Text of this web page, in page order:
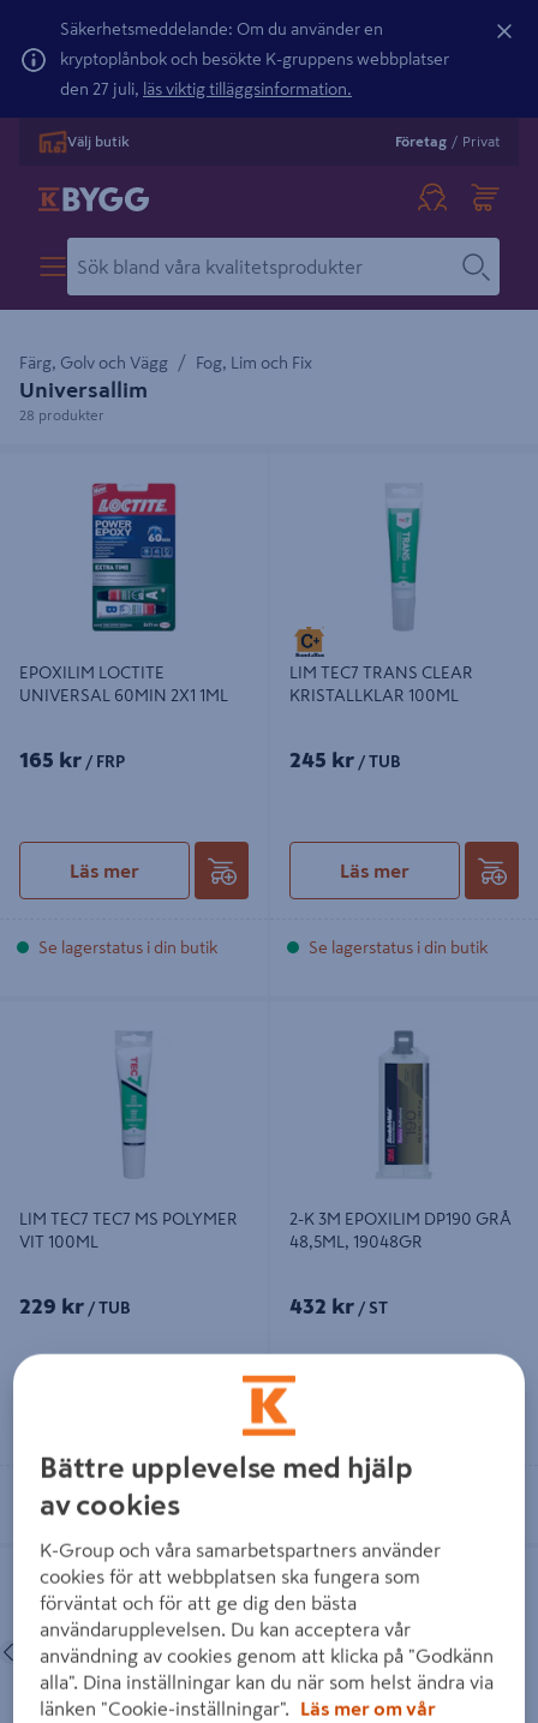
Säkerhetsmeddelande: Om du använder en
kryptoplånbok och besökte K-gruppens webbplatser
den 27 juli, läs viktig tilläggsinformation.
Välj butik Företag / Privat
Färg, Golv och Vägg Fog, Lim och Fix
Universallim
28 produkter
60MIN 2X1 1ML
EPOXILIM LOCTITE
UNIVERSAL 60MIN 2X1 1ML
165 kr / FRP
Läs mer
Se lagerstatus i din butik
LIM TEC7 TRANS CLEAR
KRISTALLKLAR 100ML
245 kr / TUB
Läs mer
Se lagerstatus i din butik
LIM TEC7 TEC7 MS POLYMER
VIT 100ML
229 kr / TUB
Se lagerstatus i din butik
48,5ML, 19048GR
2-K 3M EPOXILIM DP190 GRÅ
48,5ML, 19048GR
432 kr / ST
FOGMASSA TEC7 TEC7 TEGELRÖD
MS-POLYMER 310ML
Föregående Nästa
SNABBLIM LOCTITE CYA 480 20G
METALL/METALL, GUMMI
Bättre upplevelse med hjälp
av cookies
K-Group och våra samarbetspartners använder
cookies för att webbplatsen ska fungera som
förväntat och för att ge dig den bästa
användarupplevelsen. Du kan acceptera vår
användning av cookies genom att klicka på "Godkänn
alla". Dina inställningar kan du när som helst ändra via
länken "Cookie-inställningar".
Läs mer om vår